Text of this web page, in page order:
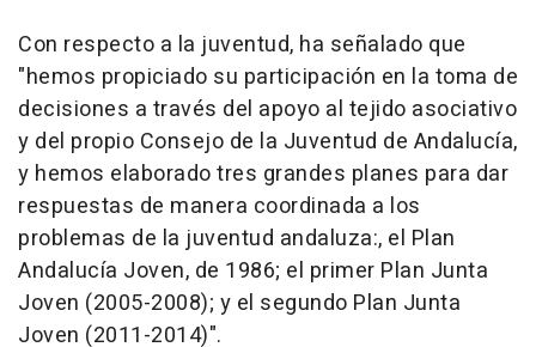
Con respecto a la juventud, ha señalado que
"hemos propiciado su participación en la toma de
decisiones a través del apoyo al tejido asociativo
y del propio Consejo de la Juventud de Andalucía,
y hemos elaborado tres grandes planes para dar
respuestas de manera coordinada a los
problemas de la juventud andaluza:, el Plan
Andalucía Joven, de 1986; el primer Plan Junta
Joven (2005-2008); y el segundo Plan Junta
Joven (2011-2014)".